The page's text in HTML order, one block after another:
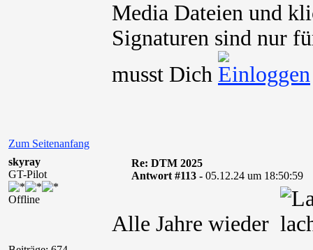
Media Dateien und
Signaturen sind nur
musst Dich
Zum Seitenanfang
skyray
GT-Pilot
Offline
Re: DTM 2025
Antwort #113 - 05.12.24 um 18:50:59
Alle Jahre wieder